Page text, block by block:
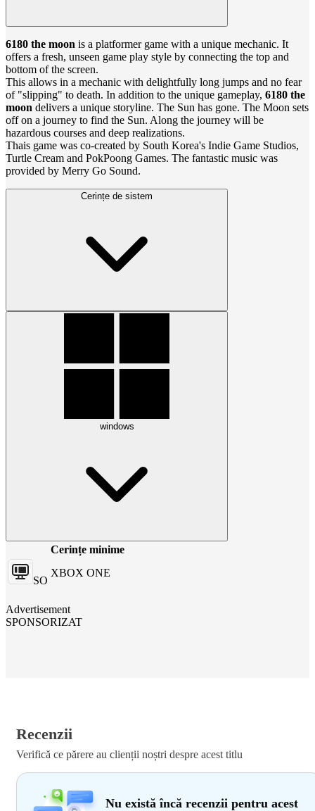
6180 the moon is a platformer game with a unique mechanic. It
offers a fresh, unseen game play style by connecting the top and
bottom of the screen.
This allows in a mechanic with delightfully long jumps and no fear
of "slipping" to death. In addition to the unique gameplay, 6180 the
moon delivers a unique storyline. The Sun has gone. The Moon sets
off on a journey to find the Sun. Along the journey will be
hazardous courses and deep realizations.
Thais game was co-created by South Korea's Indie Game Studios,
Turtle Cream and PokPoong Games. The fantastic music was
provided by Merry Go Sound.
Cerințe de sistem
windows
Cerințe minime
SO
XBOX ONE
Advertisement
SPONSORIZAT
Recenzii
Verifică ce părere au clienții noștri despre acest titlu
Nu există încă recenzii pentru acest